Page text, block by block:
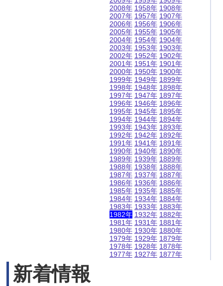
2008年
2007年
2006年
2005年
2004年
2003年
2002年
2001年
2000年
1999年
1998年
1997年
1996年
1995年
1994年
1993年
1992年
1991年
1990年
1989年
1988年
1987年
1986年
1985年
1984年
1983年
1982年
1981年
1980年
1979年
1978年
1977年
1958年
1957年
1956年
1955年
1954年
1953年
1952年
1951年
1950年
1949年
1948年
1947年
1946年
1945年
1944年
1943年
1942年
1941年
1940年
1939年
1938年
1937年
1936年
1935年
1934年
1933年
1932年
1931年
1930年
1929年
1928年
1927年
1908年
1907年
1906年
1905年
1904年
1903年
1902年
1901年
1900年
1899年
1898年
1897年
1896年
1895年
1894年
1893年
1892年
1891年
1890年
1889年
1888年
1887年
1886年
1885年
1884年
1883年
1882年
1881年
1880年
1879年
1878年
1877年
新着情報